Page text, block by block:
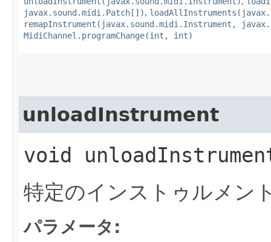
javax.sound.midi.Patch[]),
remapInstrument(javax.sound.midi.Instrument,
MidiChannel.programChange(int, int)
unloadInstrument
void
特定のインストゥルメン
パラメータ: